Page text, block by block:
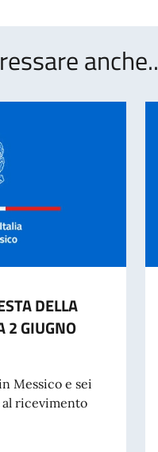
anche..
DELLA
2 GIUGNO
Messico e sei
ricevimento